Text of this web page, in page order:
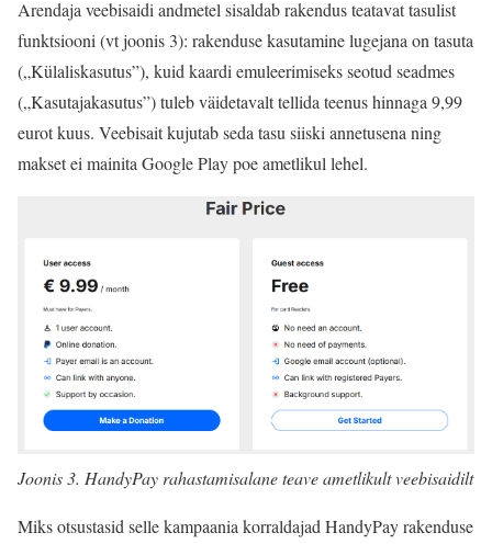
Arendaja veebisaidi andmetel sisaldab rakendus teatavat tasulist
funktsiooni (vt joonis 3): rakenduse kasutamine lugejana on tasuta
(„Külaliskasutus”), kuid kaardi emuleerimiseks seotud seadmes
(„Kasutajakasutus”) tuleb väidetavalt tellida teenus hinnaga 9,99
eurot kuus. Veebisait kujutab seda tasu siiski annetusena ning
makset ei mainita Google Play poe ametlikul lehel.
Joonis 3. HandyPay rahastamisalane teave ametlikult veebisaidilt
Miks otsustasid selle kampaania korraldajad HandyPay rakenduse